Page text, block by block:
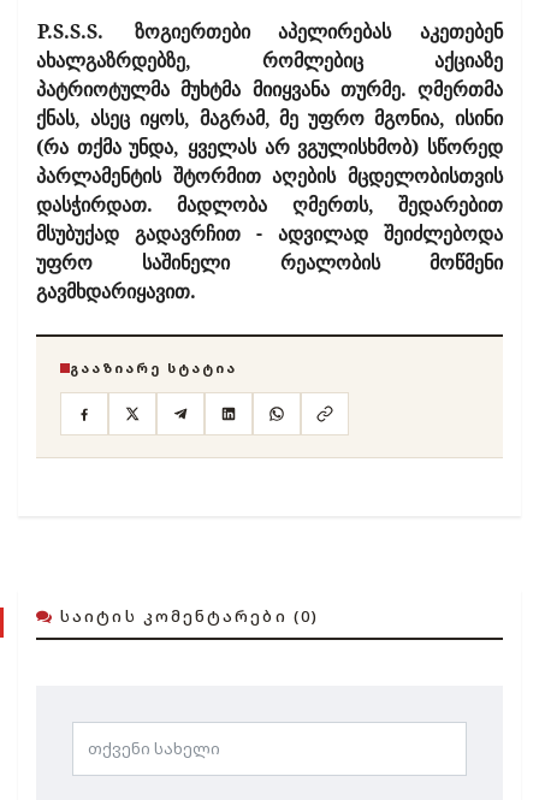
P.S.S.S.
ზოგიერთები აპელირებას აკეთებენ
ახალგაზრდებზე, რომლებიც აქციაზე
პატრიოტულმა მუხტმა მიიყვანა თურმე. ღმერთმა
ქნას, ასეც იყოს, მაგრამ, მე უფრო მგონია, ისინი
(რა თქმა უნდა, ყველას არ ვგულისხმობ) სწორედ
პარლამენტის შტორმით აღების მცდელობისთვის
დასჭირდათ. მადლობა ღმერთს, შედარებით
მსუბუქად გადავრჩით - ადვილად შეიძლებოდა
უფრო საშინელი რეალობის მოწმენი
გავმხდარიყავით.
ᲒᲐᲐᲖᲘᲐᲠᲔ ᲡᲢᲐᲢᲘᲐ
ᲡᲐᲘᲢᲘᲡ ᲙᲝᲛᲔᲜᲢᲐᲠᲔᲑᲘ (0)